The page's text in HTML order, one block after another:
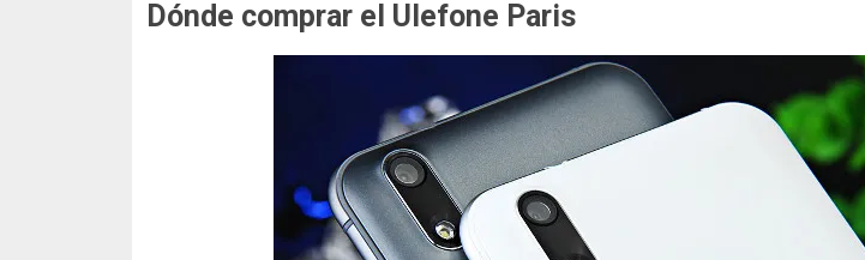
Dónde comprar el Ulefone Paris